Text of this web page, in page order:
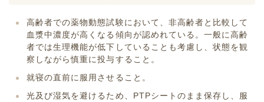
高齢者での薬物動態試験において、非高齢者と比較して
血漿中濃度が高くなる傾向が認めれている。一般に高齢
者では生理機能が低下していることも考慮し、状態を観
察しながら慎重に投与すること。
就寝の直前に服用させること。
光及び湿気を避けるため、PTPシートのまま保存し、服